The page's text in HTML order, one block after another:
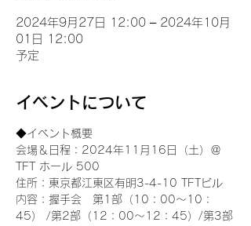
2024年9月27日 12:00 – 2024年10月
01日 12:00
予定
イベントについて
◆イベント概要
会場＆日程：2024年11月16日（土）＠
TFT ホール 500
住所：東京都江東区有明3-4-10 TFTビル
内容：握手会　第1部（10：00～10：
45） /第2部（12：00～12：45）/第3部